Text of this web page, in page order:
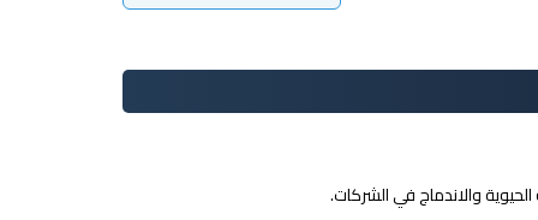
والاندماج في الشركات.